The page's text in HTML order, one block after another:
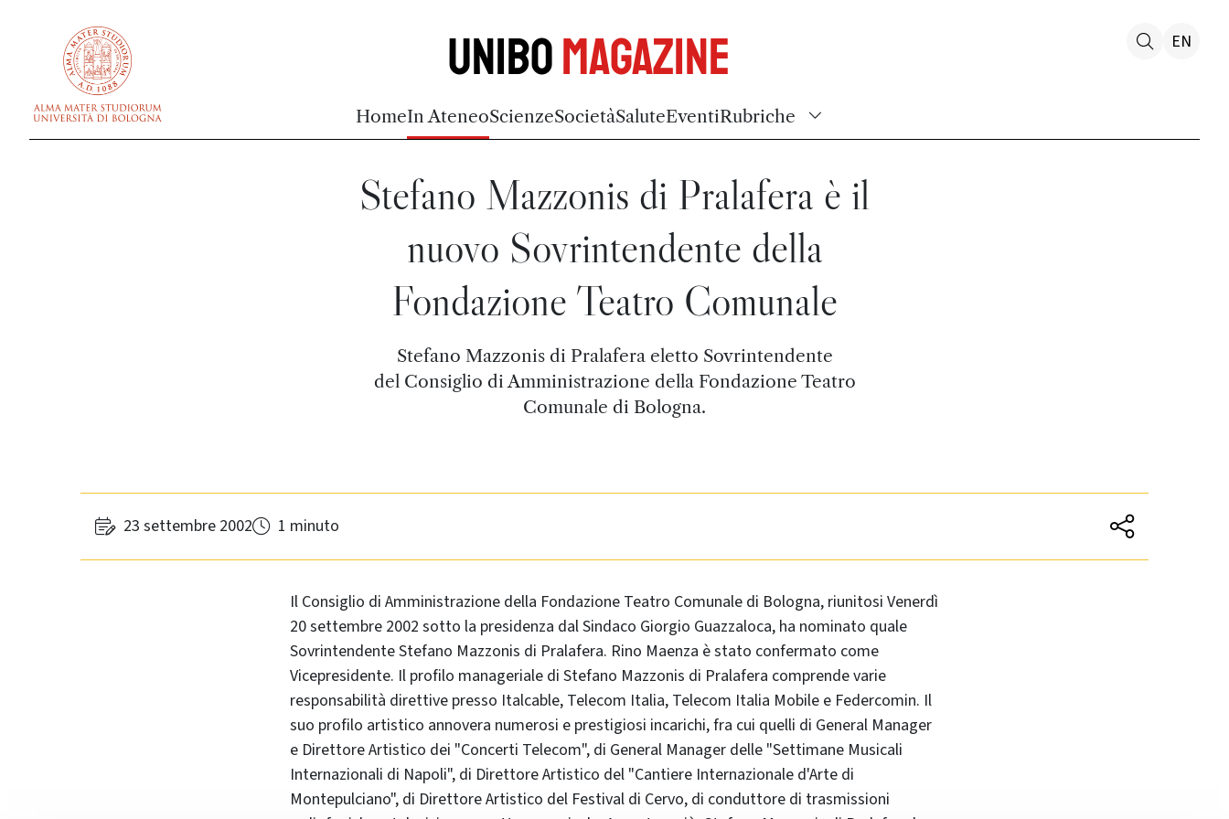
UniboMagazine
HomeIn AteneoScienzeSocietàSaluteEventiRubriche
EN
Stefano Mazzonis di Pralafera è il
nuovo Sovrintendente della
Fondazione Teatro Comunale
Stefano Mazzonis di Pralafera eletto Sovrintendente
del Consiglio di Amministrazione della Fondazione Teatro
Comunale di Bologna.
23 settembre 2002 1 minuto
Il Consiglio di Amministrazione della Fondazione Teatro Comunale di Bologna, riunitosi Venerdì
20 settembre 2002 sotto la presidenza dal Sindaco Giorgio Guazzaloca, ha nominato quale
Sovrintendente Stefano Mazzonis di Pralafera. Rino Maenza è stato confermato come
Vicepresidente. Il profilo manageriale di Stefano Mazzonis di Pralafera comprende varie
responsabilità direttive presso Italcable, Telecom Italia, Telecom Italia Mobile e Federcomin. Il
suo profilo artistico annovera numerosi e prestigiosi incarichi, fra cui quelli di General Manager
e Direttore Artistico dei "Concerti Telecom", di General Manager delle "Settimane Musicali
Internazionali di Napoli", di Direttore Artistico del "Cantiere Internazionale d'Arte di
Montepulciano", di Direttore Artistico del Festival di Cervo, di conduttore di trasmissioni